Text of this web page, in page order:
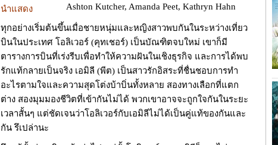
นำแสดง
Ashton Kutcher, Amanda Peet, Kathryn Hahn
ทุกอย่างเริ่มต้นขึ้นเมื่อชายหนุ่มและหญิงสาวพบกันในระหว่างเที่ยว
บินในประเทศ โอลิเวอร์ (คุทเชอร์) เป็นบัณฑิตจบใหม่ เขาก็มี
ตารางการบินที่เร่งรีบเพื่อทำให้ความฝันในเชิงธุรกิจ และการได้พบ
รักแท้กลายเป็นจริง เอมิลี (พีต) เป็นสาวรักอิสระที่ชื่นชอบการทำ
อะไรตามใจและความสุดโต่งบ้าบิ่นทั้งหลาย สองทางเลือกที่แตก
ต่าง สองมุมมองชีวิตที่เข้ากันไม่ได้ พวกเขาอาจจะถูกใจกันในระยะ
เวลาสั้นๆ แต่ชัดเจนว่าโอลิเวอร์กับเอมิลีไม่ได้เป็นคู่แท้ของกันและ
กัน รึเปล่านะ